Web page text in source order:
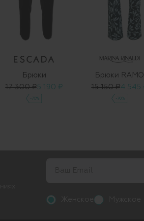
Брюки
17 300 ₽ 5 190 ₽
-70%
Брюки RAMO
15 150 ₽4 545
-70%